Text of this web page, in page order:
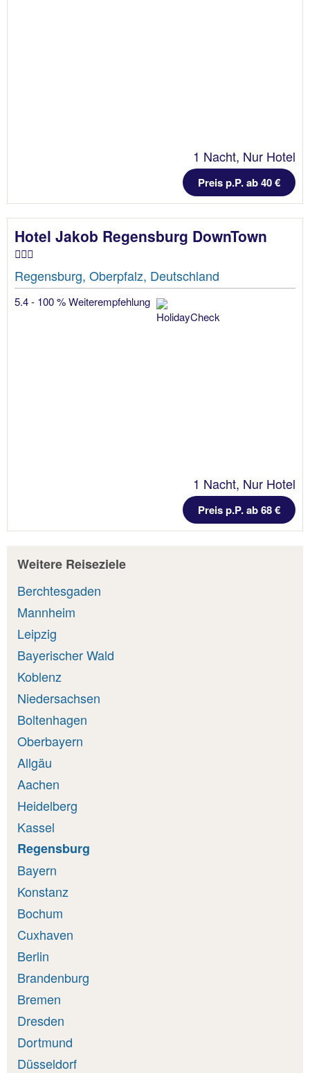
1 Nacht, Nur Hotel
Preis p.P. ab 40 €
Hotel Jakob Regensburg DownTown
Regensburg, Oberpfalz, Deutschland
5.4 - 100 % Weiterempfehlung
1 Nacht, Nur Hotel
Preis p.P. ab 68 €
Weitere Reiseziele
Berchtesgaden
Mannheim
Leipzig
Bayerischer Wald
Koblenz
Niedersachsen
Boltenhagen
Oberbayern
Allgäu
Aachen
Heidelberg
Kassel
Regensburg
Bayern
Konstanz
Bochum
Cuxhaven
Berlin
Brandenburg
Bremen
Dresden
Dortmund
Düsseldorf